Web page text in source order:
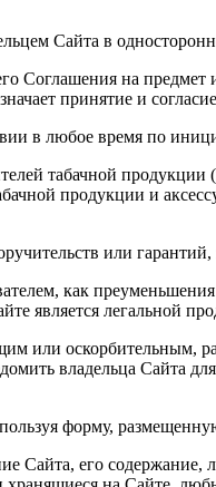
Сайта в
Соглашения на
принятие и
в любое время по
табачной
продукции и
или
как
является легальной
или оскорбительным,
владельца Сайта
форму,
Сайта, его